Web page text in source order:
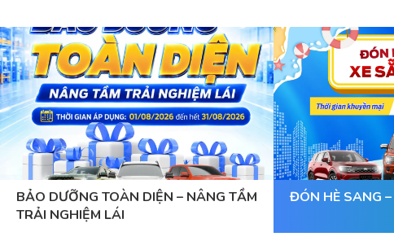
BẢO DƯỠNG TOÀN DIỆN – NÂNG TẦM
TRẢI NGHIỆM LÁI
ĐÓN HÈ SANG